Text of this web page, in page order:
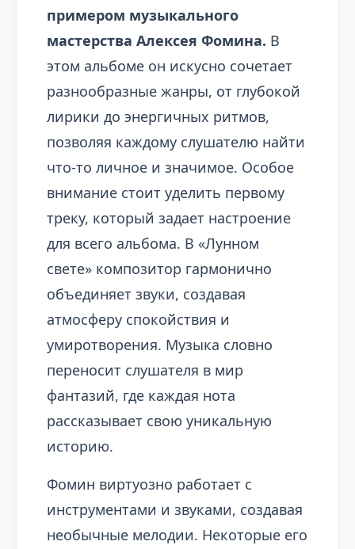
примером музыкального
мастерства Алексея Фомина. В
этом альбоме он искусно сочетает
разнообразные жанры, от глубокой
лирики до энергичных ритмов,
позволяя каждому слушателю найти
что-то личное и значимое. Особое
внимание стоит уделить первому
треку, который задает настроение
для всего альбома. В «Лунном
свете» композитор гармонично
объединяет звуки, создавая
атмосферу спокойствия и
умиротворения. Музыка словно
переносит слушателя в мир
фантазий, где каждая нота
рассказывает свою уникальную
историю.
Фомин виртуозно работает с
инструментами и звуками, создавая
необычные мелодии. Некоторые его